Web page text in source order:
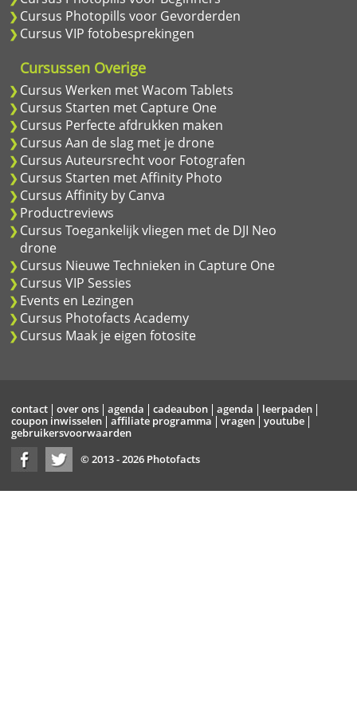
Cursus Photopills voor Gevorderden
Cursus VIP fotobesprekingen
Cursussen Overige
Cursus Werken met Wacom Tablets
Cursus Starten met Capture One
Cursus Perfecte afdrukken maken
Cursus Aan de slag met je drone
Cursus Auteursrecht voor Fotografen
Cursus Starten met Affinity Photo
Cursus Affinity by Canva
Productreviews
Cursus Toegankelijk vliegen met de DJI Neo
drone
Cursus Nieuwe Technieken in Capture One
Cursus VIP Sessies
Events en Lezingen
Cursus Photofacts Academy
Cursus Maak je eigen fotosite
contact over ons agenda cadeaubon agenda
leerpaden
coupon inwisselen
affiliate programma vragen
youtube
gebruikersvoorwaarden
© 2013 - 2026 Photofacts